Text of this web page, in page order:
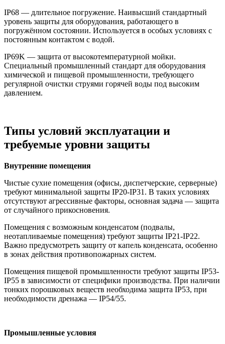
IP68 — длительное погружение. Наивысший стандартный
уровень защиты для оборудования, работающего в
погружённом состоянии. Используется в особых условиях с
постоянным контактом с водой.
IP69K — защита от высокотемпературной мойки.
Специальный промышленный стандарт для оборудования
химической и пищевой промышленности, требующего
регулярной очистки струями горячей воды под высоким
давлением.
Типы условий эксплуатации и
требуемые уровни защиты
Внутренние помещения
Чистые сухие помещения (офисы, диспетчерские, серверные)
требуют минимальной защиты IP20-IP31. В таких условиях
отсутствуют агрессивные факторы, основная задача — защита
от случайного прикосновения.
Помещения с возможным конденсатом (подвалы,
неотапливаемые помещения) требуют защиты IP21-IP22.
Важно предусмотреть защиту от капель конденсата, особенно
в зонах действия противопожарных систем.
Помещения пищевой промышленности требуют защиты IP53-
IP55 в зависимости от специфики производства. При наличии
тонких порошковых веществ необходима защита IP53, при
необходимости дренажа — IP54/55.
Промышленные условия